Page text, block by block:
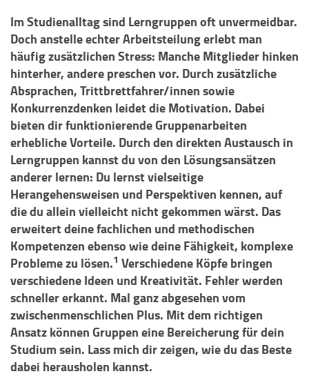
Im Studienalltag sind Lerngruppen oft unvermeidbar.
Doch anstelle echter Arbeitsteilung erlebt man
häufig zusätzlichen Stress: Manche Mitglieder hinken
hinterher, andere preschen vor. Durch zusätzliche
Absprachen, Trittbrettfahrer/innen sowie
Konkurrenzdenken leidet die Motivation. Dabei
bieten dir funktionierende Gruppenarbeiten
erhebliche Vorteile. Durch den direkten Austausch in
Lerngruppen kannst du von den Lösungsansätzen
anderer lernen: Du lernst vielseitige
Herangehensweisen und Perspektiven kennen, auf
die du allein vielleicht nicht gekommen wärst. Das
erweitert deine fachlichen und methodischen
Kompetenzen ebenso wie deine Fähigkeit, komplexe
Probleme zu lösen.1 Verschiedene Köpfe bringen
verschiedene Ideen und Kreativität. Fehler werden
schneller erkannt. Mal ganz abgesehen vom
zwischenmenschlichen Plus. Mit dem richtigen
Ansatz können Gruppen eine Bereicherung für dein
Studium sein. Lass mich dir zeigen, wie du das Beste
dabei herausholen kannst.